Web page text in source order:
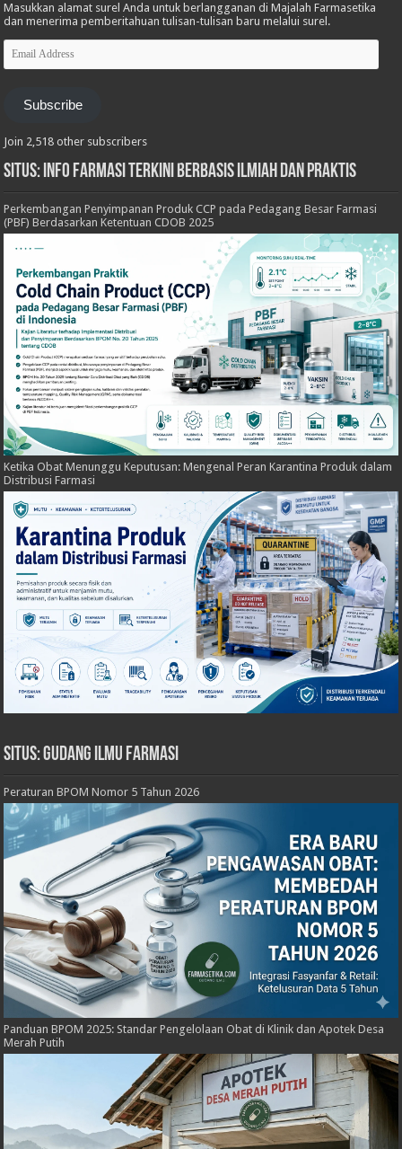
Masukkan alamat surel Anda untuk berlangganan di Majalah Farmasetika
dan menerima pemberitahuan tulisan-tulisan baru melalui surel.
Email
Address
Subscribe
Join 2,518 other subscribers
Situs: Info Farmasi Terkini Berbasis Ilmiah dan Praktis
Perkembangan Penyimpanan Produk CCP pada Pedagang Besar Farmasi
(PBF) Berdasarkan Ketentuan CDOB 2025
Ketika Obat Menunggu Keputusan: Mengenal Peran Karantina Produk dalam
Distribusi Farmasi
Situs: Gudang Ilmu Farmasi
Peraturan BPOM Nomor 5 Tahun 2026
Panduan BPOM 2025: Standar Pengelolaan Obat di Klinik dan Apotek Desa
Merah Putih